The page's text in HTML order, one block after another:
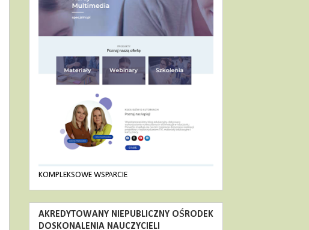
KOMPLEKSOWE WSPARCIE
AKREDYTOWANY NIEPUBLICZNY OŚRODEK
DOSKONALENIA NAUCZYCIELI